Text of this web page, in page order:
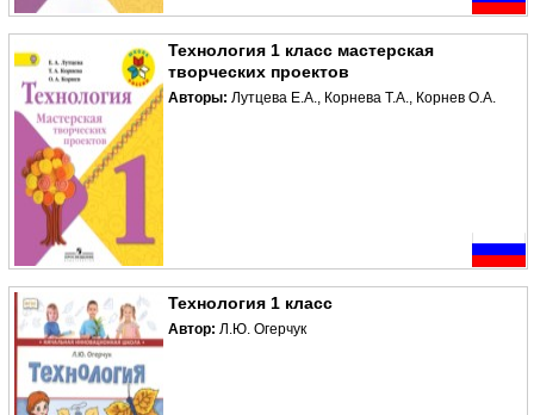
Технология 1 класс мастерская
творческих проектов
Авторы: Лутцева Е.А., Корнева Т.А., Корнев О.А.
Технология 1 класс
Автор: Л.Ю. Огерчук